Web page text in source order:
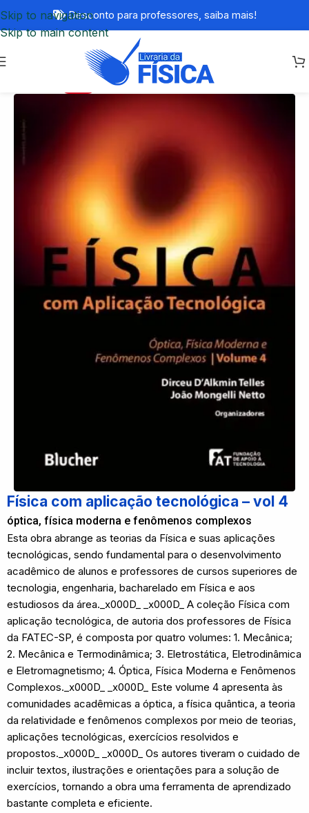
Skip to navigation
Skip to main content
Desconto para professores, saiba mais!
Física com aplicação tecnológica – vol 4
óptica, física moderna e fenômenos complexos
Esta obra abrange as teorias da Física e suas aplicações
tecnológicas, sendo fundamental para o desenvolvimento
acadêmico de alunos e professores de cursos superiores de
tecnologia, engenharia, bacharelado em Física e aos
estudiosos da área._x000D_ _x000D_ A coleção Física com
aplicação tecnológica, de autoria dos professores de Física
da FATEC-SP, é composta por quatro volumes: 1. Mecânica;
2. Mecânica e Termodinâmica; 3. Eletrostática, Eletrodinâmica
e Eletromagnetismo; 4. Óptica, Física Moderna e Fenômenos
Complexos._x000D_ _x000D_ Este volume 4 apresenta às
comunidades acadêmicas a óptica, a física quântica, a teoria
da relatividade e fenômenos complexos por meio de teorias,
aplicações tecnológicas, exercícios resolvidos e
propostos._x000D_ _x000D_ Os autores tiveram o cuidado de
incluir textos, ilustrações e orientações para a solução de
exercícios, tornando a obra uma ferramenta de aprendizado
bastante completa e eficiente.